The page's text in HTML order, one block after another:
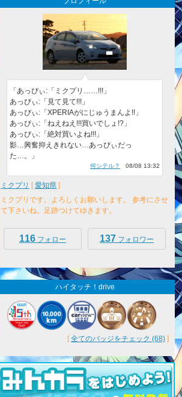
「あっぴぃ:「ミクプリ……!!!」
あっぴぃ:「見て見て!!!」
あっぴぃ:「XPERIAがにじゅうまんよ!!」
あっぴぃ:「ねえねえ!!!買いでしょ!?」
あっぴぃ:「絶対買いよね!!!」
影…興奮抑えきれない…あっぴぃだっ
た…。」
何シテル？ 08/08 13:32
ミクプリ [愛知県 ]
ミクプリです。よろしくお願いします。 参考にさせ
て下さいね。足跡つけてゆきます。
116 フォロー 137 フォロワー
ハイタッチ！drive
[全てのバッジをチェック (68) ]